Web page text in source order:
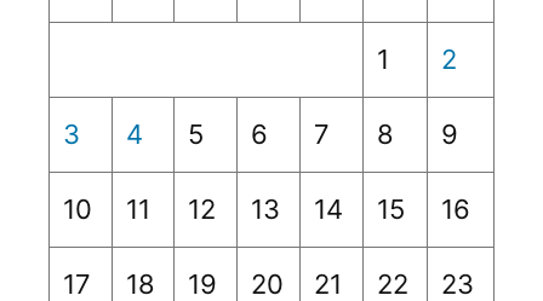
1 2
3 4 5 6 7 8 9
10 11 12 13 14 15 16
17 18 19 20 21 22 23